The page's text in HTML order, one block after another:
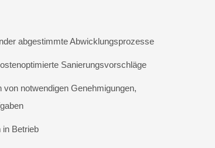
abgestimmte Abwicklungsprozesse
Sanierungsvorschläge
notwendigen Genehmigungen,
in Betrieb